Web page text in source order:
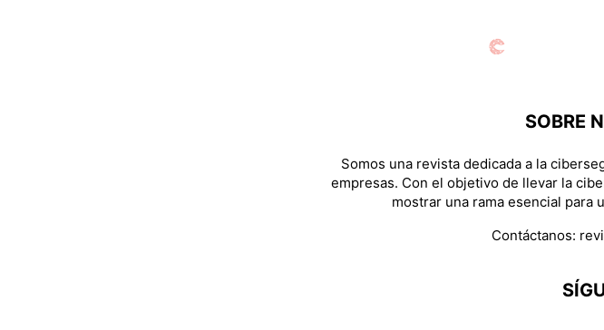
SOBRE
Somos una revista dedicada a la
empresas. Con el objetivo de llevar la
mostrar una rama esencial para
Contáctanos: